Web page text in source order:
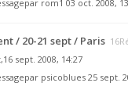
rom1 03 oct. 2008,
/ 20-21 sept / Paris
,16 sept. 2008, 14:27
psicoblues 25 sept.